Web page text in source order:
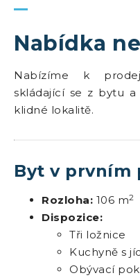
Nabídka
Nabízíme k
skládající se z bytu
klidné lokalitě.
Byt v prvním
Rozloha: 106 m2
Dispozice:
Tři ložnice
Kuchyně s
Obývací